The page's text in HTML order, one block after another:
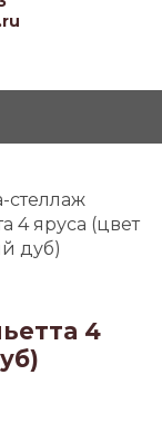
стеллаж
4 яруса (цвет
дуб)
4